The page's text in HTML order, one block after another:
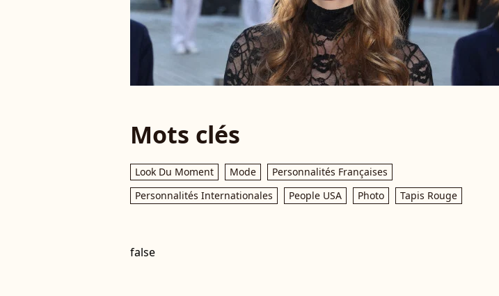
Mots clés
Look Du Moment Mode
Personnalités Françaises
Personnalités Internationales
People USA Photo Tapis Rouge
false